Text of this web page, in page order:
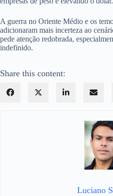
A guerra no Oriente Médio e os
adicionaram mais incerteza ao
pede atenção redobrada,
indefinido.
Share this content:
Luciano